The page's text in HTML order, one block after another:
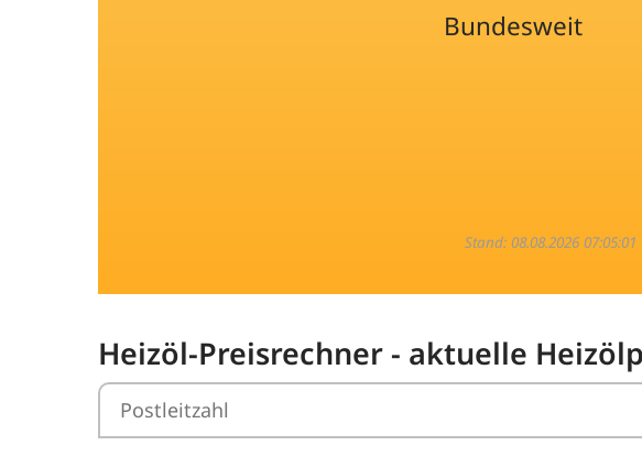
Bundesweit
Stand: 08.08.2026
Heizöl-Preisrechner - aktuelle